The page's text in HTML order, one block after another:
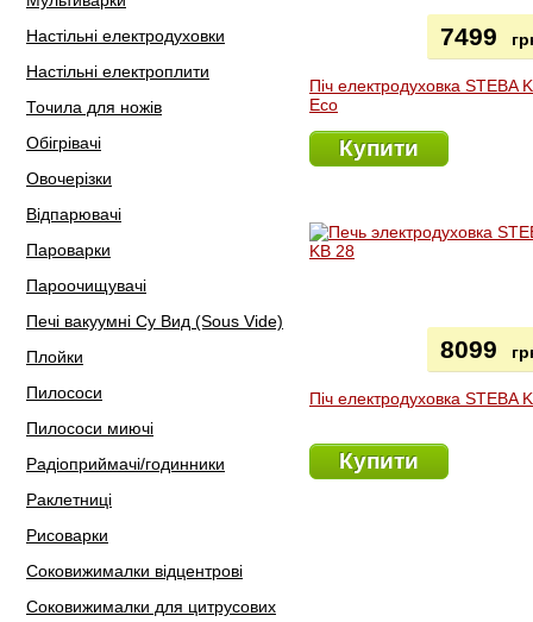
Настільні електродуховки
Настільні електроплити
Точила для ножів
Обігрівачі
Овочерізки
Відпарювачі
Пароварки
Пароочищувачі
Печі вакуумні Су Вид (Sous Vide)
Плойки
Пилососи
Пилососи миючі
Радіоприймачі/годинники
Раклетниці
Рисоварки
Соковижималки відцентрові
Соковижималки для цитрусових
Піч електродуховка STEBA
Eco
7499
Купити
Піч електродуховка STEBA
8099
Купити